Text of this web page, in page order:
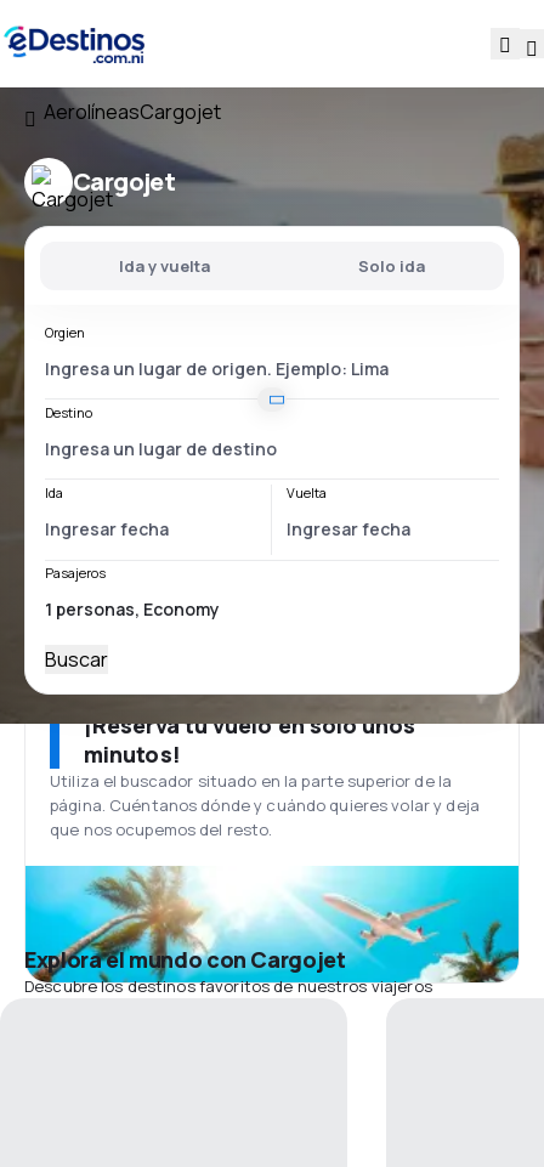
AerolíneasCargojet
Cargojet
Ida y vuelta Solo ida
Orgien
Destino
Ida Vuelta
Pasajeros
Buscar
¡Reserva tu vuelo en solo unos
minutos!
Utiliza el buscador situado en la parte superior de la
página. Cuéntanos dónde y cuándo quieres volar y deja
que nos ocupemos del resto.
Explora el mundo con Cargojet
Descubre los destinos favoritos de nuestros viajeros